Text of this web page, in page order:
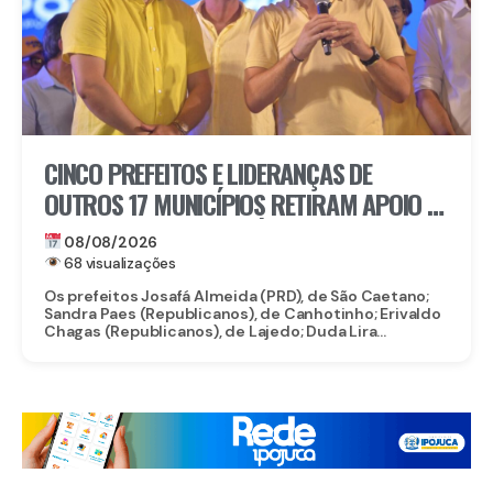
CINCO PREFEITOS E LIDERANÇAS DE
OUTROS 17 MUNICÍPIOS RETIRAM APOIO À
CANDIDATURA DE MARÍLIA ARRAES
08/08/2026
68 visualizações
Os prefeitos Josafá Almeida (PRD), de São Caetano;
Sandra Paes (Republicanos), de Canhotinho; Erivaldo
Chagas (Republicanos), de Lajedo; Duda Lira...